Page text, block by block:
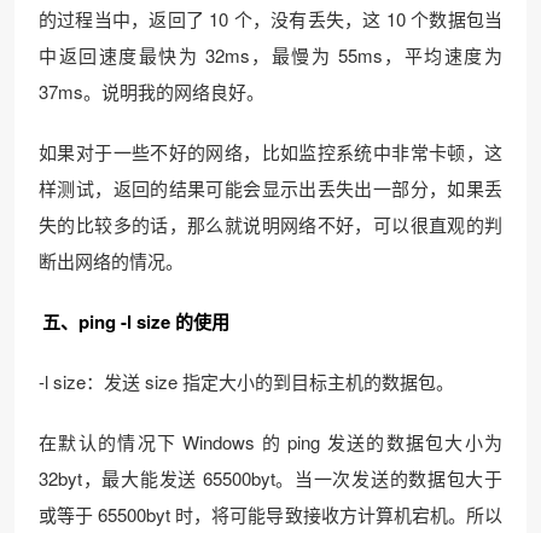
的过程当中，返回了 10 个，没有丢失，这 10 个数据包当
中返回速度最快为 32ms，最慢为 55ms，平均速度为
37ms。说明我的网络良好。
如果对于一些不好的网络，比如监控系统中非常卡顿，这
样测试，返回的结果可能会显示出丢失出一部分，如果丢
失的比较多的话，那么就说明网络不好，可以很直观的判
断出网络的情况。
五、ping -l size 的使用
-l size：发送 size 指定大小的到目标主机的数据包。
在默认的情况下 Windows 的 ping 发送的数据包大小为
32byt，最大能发送 65500byt。当一次发送的数据包大于
或等于 65500byt 时，将可能导致接收方计算机宕机。所以